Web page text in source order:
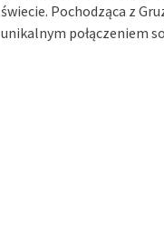
świecie. Pochodząca z
unikalnym połączeniem